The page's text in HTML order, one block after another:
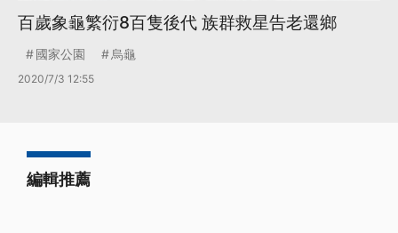
百歲象龜繁衍8百隻後代 族群救星告老還鄉
國家公園 烏龜
2020/7/3 12:55
編輯推薦